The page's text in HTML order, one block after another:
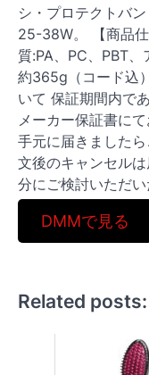
シ・プロテクトバ
25-38W。 【商品
質:PA、PC、PBT
約365g（コード込
いて 保証期間内で
メーカー保証書に
手元に届きました
文後のキャンセル
分にご検討いただい
DMMで見る
Related posts: